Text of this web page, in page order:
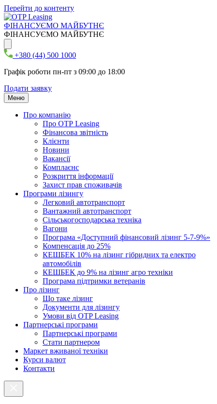
Перейти до контенту
ФІНАНСУЄМО МАЙБУТНЄ
ФІНАНСУЄМО МАЙБУТНЄ
+380 (44) 500 1000
Графік роботи пн-пт з 09:00 до 18:00
Подати заявку
Меню
Про компанію
Про ОТР Leasing
Фінансова звітність
Клієнти
Новини
Вакансії
Комплаєнс
Розкриття інформації
Захист прав споживачів
Програми лізингу
Легковий автотранспорт
Вантажний автотранспорт
Cільськогосподарська техніка
Вагони
Програма «Доступний фінансовий лізинг 5-7-9%»
Компенсація до 25%
КЕШБЕК 10% на лізинг гібридних та електро
автомобілів
КЕШБЕК до 9% на лізинг агро техніки
Програма підтримки ветеранів
Про лізинг
Що таке лізинг
Документи для лізингу
Умови від OTP Leasing
Партнерські програми
Партнерські програми
Стати партнером
Маркет вживаної техніки
Курси валют
Контакти